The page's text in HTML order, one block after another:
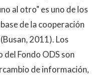
al otro" es uno de los
de la cooperación
2011). Los
Fondo ODS son
de información,